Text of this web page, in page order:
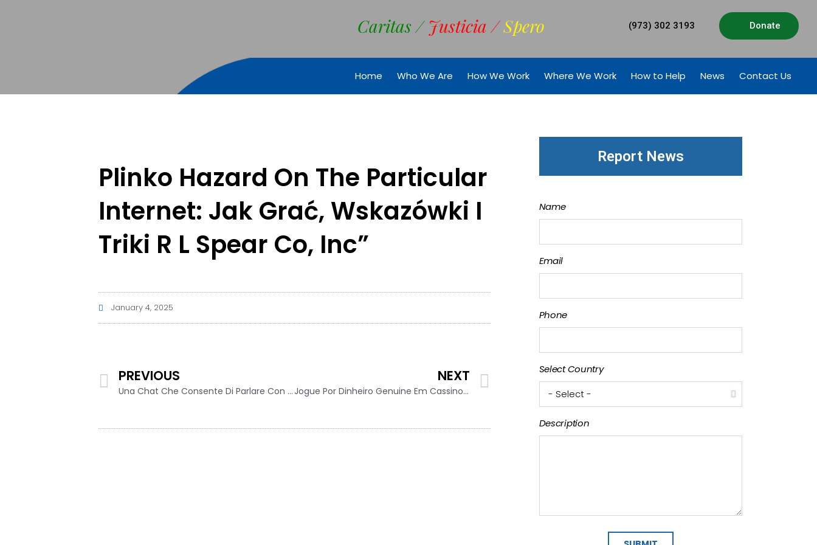
Caritas / Justicia /Spero (973) 302 3193 Donate
Home Who We Are How We Work Where We Work How to Help News Contact Us
Plinko Hazard On The Particular
Internet: Jak Grać, Wskazówki I
Triki R L Spear Co, Inc”
January 4, 2025
PREVIOUS
Una Chat Che Consente Di Parlare Con Sconosciuti: Omegle Pericolo Grooming, Quali Sono I Numeri?
NEXT
Jogue Por Dinheiro Genuine Em Cassino Online
Report News
Name
Email
Phone
Select Country
Description